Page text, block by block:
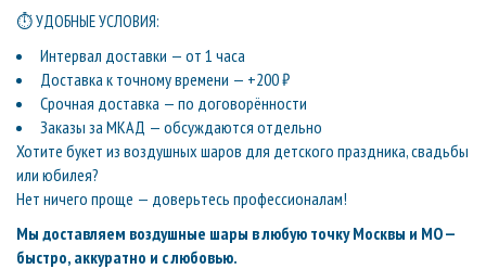
⏱ УДОБНЫЕ УСЛОВИЯ:
Интервал доставки — от 1 часа
Доставка к точному времени — +200 ₽
Срочная доставка — по договорённости
Заказы за МКАД — обсуждаются отдельно
Хотите букет из воздушных шаров для детского праздника, свадьбы
или юбилея?
Нет ничего проще — доверьтесь профессионалам!
Мы доставляем воздушные шары в любую точку Москвы и МО —
быстро, аккуратно и с любовью.